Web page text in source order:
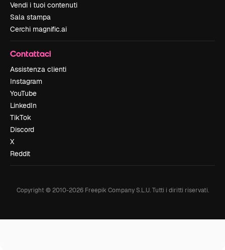
Vendi i tuoi contenuti
Sala stampa
Cerchi magnific.ai
Contattaci
Assistenza clienti
Instagram
YouTube
LinkedIn
TikTok
Discord
X
Reddit
Copyright © 2010-2026Freepik Company S.L.U. Tutti i diritti riservati.